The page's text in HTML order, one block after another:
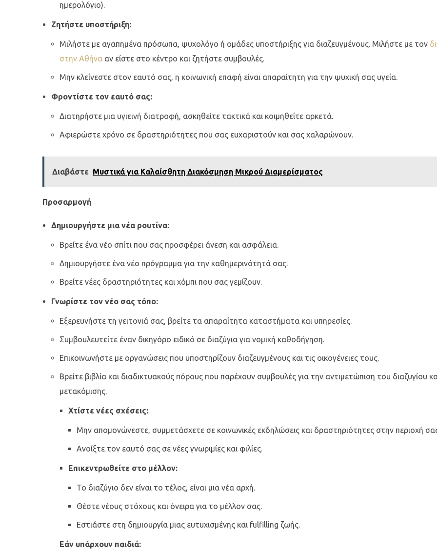
ημερολόγιο).
Ζητήστε υποστήριξη:
Μιλήστε με αγαπημένα πρόσωπα, ψυχολόγο ή ομάδες υποστήριξης για διαζευγμένους. Μιλήστε με τον
στην Αθήνα αν είστε στο κέντρο και ζητήστε συμβουλές.
Μην κλείνεστε στον εαυτό σας, η κοινωνική επαφή είναι απαραίτητη για την ψυχική σας υγεία.
Φροντίστε τον εαυτό σας:
Διατηρήστε μια υγιεινή διατροφή, ασκηθείτε τακτικά και κοιμηθείτε αρκετά.
Αφιερώστε χρόνο σε δραστηριότητες που σας ευχαριστούν και σας χαλαρώνουν.
Διαβάστε Μυστικά για Καλαίσθητη Διακόσμηση Μικρού Διαμερίσματος
Προσαρμογή
Δημιουργήστε μια νέα ρουτίνα:
Βρείτε ένα νέο σπίτι που σας προσφέρει άνεση και ασφάλεια.
Δημιουργήστε ένα νέο πρόγραμμα για την καθημερινότητά σας.
Βρείτε νέες δραστηριότητες και χόμπι που σας γεμίζουν.
Γνωρίστε τον νέο σας τόπο:
Εξερευνήστε τη γειτονιά σας, βρείτε τα απαραίτητα καταστήματα και υπηρεσίες.
Συμβουλευτείτε έναν δικηγόρο ειδικό σε διαζύγια για νομική καθοδήγηση.
Επικοινωνήστε με οργανώσεις που υποστηρίζουν διαζευγμένους και τις οικογένειες τους.
Βρείτε βιβλία και διαδικτυακούς πόρους που παρέχουν συμβουλές για την αντιμετώπιση του διαζυγίου
μετακόμισης.
Χτίστε νέες σχέσεις:
Μην απομονώνεστε, συμμετάσχετε σε κοινωνικές εκδηλώσεις και δραστηριότητες στην περιοχή
Ανοίξτε τον εαυτό σας σε νέες γνωριμίες και φιλίες.
Επικεντρωθείτε στο μέλλον:
Το διαζύγιο δεν είναι το τέλος, είναι μια νέα αρχή.
Θέστε νέους στόχους και όνειρα για το μέλλον σας.
Εστιάστε στη δημιουργία μιας ευτυχισμένης και fulfilling ζωής.
Εάν υπάρχουν παιδιά: